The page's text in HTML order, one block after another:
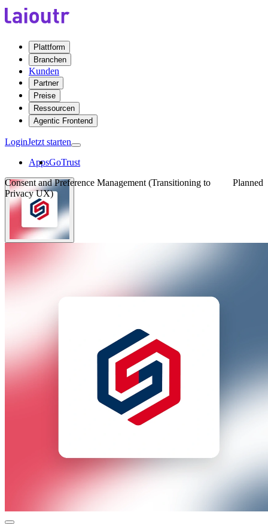
Plattform
Branchen
Kunden
Partner
Preise
Ressourcen
Agentic Frontend
LoginJetzt starten
AppsGoTrust
Consent and Preference Management (Transitioning to
Privacy UX)
Planned